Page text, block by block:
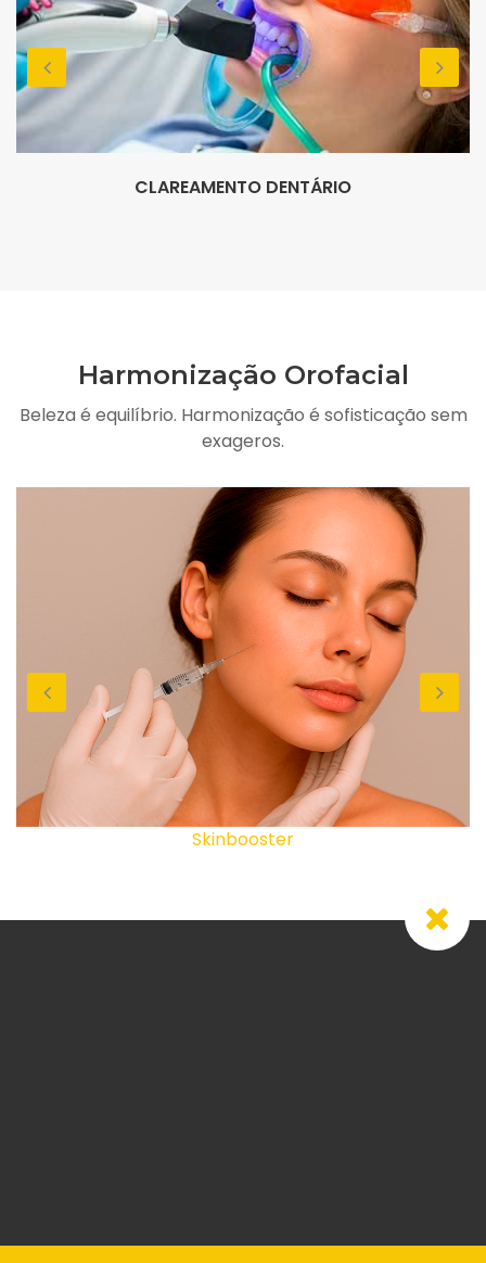
CLAREAMENTO DENTÁRIO
Harmonização Orofacial
Beleza é equilíbrio. Harmonização é sofisticação sem
exageros.
Skinbooster